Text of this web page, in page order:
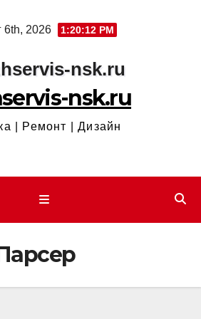
6th, 2026 1:20:12 PM
nsk.ru
| Ремонт | Дизайн